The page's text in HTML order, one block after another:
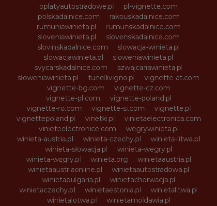
oplatyautostradowe.pl
pl-vignette.com
polskadalnice.com
rakouskadalnice.com
rumuniawinieta.pl
rumunskadalnice.com
sloveniawinieta.pl
slovenskadalnice.com
slovinskadalnice.com
slowacja-winieta.pl
slowacjawinieta.pl
sloweniawinieta.pl
svycarskadalnice.com
szwajcariawinieta.pl
słoweniawinieta.pl
tunellivigno.pl
vignette-at.com
vignette-bg.com
vignette-cz.com
vignette-pl.com
vignette-poland.pl
vignette-ro.com
vignette-si.com
vignette.pl
vignettepoland.pl
vinetki.pl
vinietaelectronica.com
vinieteelectronice.com
wegrywinieta.pl
winieta-austria.pl
winieta-czechy.pl
winieta-litwa.pl
winieta-słowacja.pl
winieta-wegry.pl
winieta-węgry.pl
winieta.org
winietaaustria.pl
winietaaustriaonline.pl
winietaautostradowa.pl
winietabulgaria.pl
winietachorwacja.pl
winietaczechy.pl
winietaestonia.pl
winietalitwa.pl
winietalotwa.pl
winietamoldawia.pl